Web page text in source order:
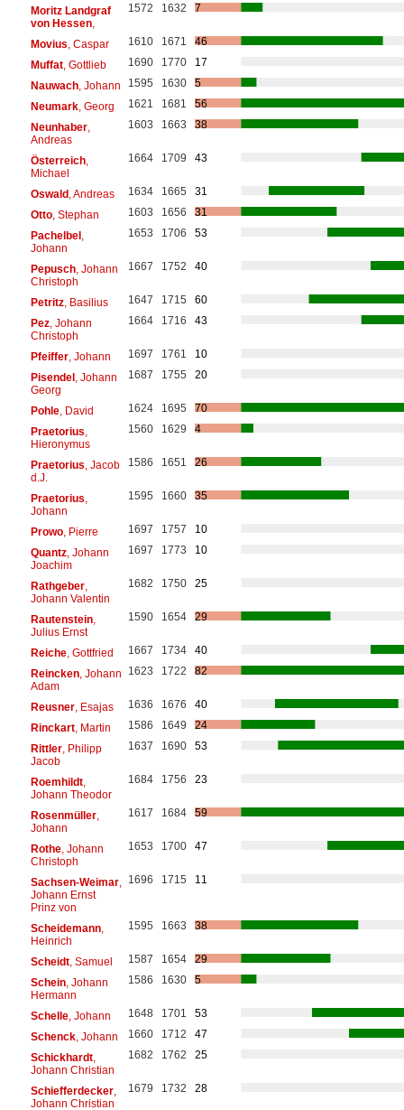
Moritz Landgraf
von Hessen,
1572 1632 7
Movius , Caspar 1610 1671
46
Muffat, Gottlieb 1690 1770
17
Nauwach, Johann 1595 1630
5
Neumark, Georg 1621 1681
56
Neunhaber,
Andreas
1603 1663 38
Österreich,
Michael
1664 1709 43
Oswald, Andreas 1634 1665
31
Otto, Stephan 1603 1656
31
Pachelbel,
Johann
1653 1706 53
Pepusch, Johann
Christoph
1667 1752 40
Petritz, Basilius 1647 1715
60
Pez, Johann
Christoph
1664 1716 43
Pfeiffer, Johann 1697 1761
10
Pisendel, Johann
Georg
1687 1755 20
Pohle, David 1624 1695
70
Praetorius
Hieronymus
1560 1629 4
Praetorius , Jacob
d.J.
1586 1651 26
Praetorius
Johann
1595 1660 35
Prowo, Pierre 1697 1757
10
Quantz, Johann
Joachim
1697 1773 10
Rathgeber,
Johann Valentin
1682 1750 25
Rautenstein,
Julius Ernst
1590 1654 29
Reiche, Gottfried 1667 1734
40
Reincken, Johann
Adam
1623 1722 82
Reusner, Esajas 1636 1676
40
Rinckart, Martin 1586 1649
24
Rittler, Philipp
Jacob
1637 1690 53
Roemhildt,
Johann Theodor
1684 1756 23
Rosenmüller,
Johann
1617 1684 59
Rothe, Johann
Christoph
1653 1700 47
Sachsen-Weimar,
Johann Ernst
Prinz von
1696 1715 11
Scheidemann,
Heinrich
1595 1663 38
Scheidt, Samuel 1587 1654
29
Schein, Johann
Hermann
1586 1630 5
Schelle, Johann 1648 1701
53
Schenck, Johann 1660 1712
47
Schickhardt,
Johann Christian
1682 1762 25
Schiefferdecker,
Johann Christian
1679 1732 28